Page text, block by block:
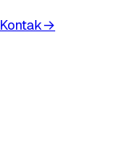
Kontak→